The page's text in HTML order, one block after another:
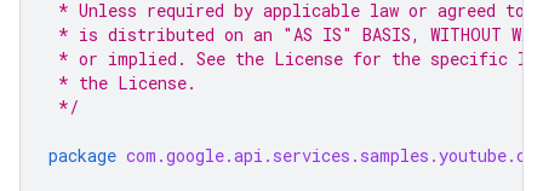
* Unless required by applicable law or agreed
* is distributed on an "AS IS" BASIS, WITHOUT
* or implied. See the License for the specific
* the License.
*/
package